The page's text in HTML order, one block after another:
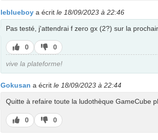
leblueboy a écrit le 18/09/2023 à 22:46
Pas testé, j'attendrai f zero gx (2?) sur la
J’aime
0
J’aime
pas
0
vive la plateforme!
Gokusan a écrit le 18/09/2023 à 22:44
Quitte à refaire toute la ludothèque GameCube
J’aime
0
J’aime
pas
0